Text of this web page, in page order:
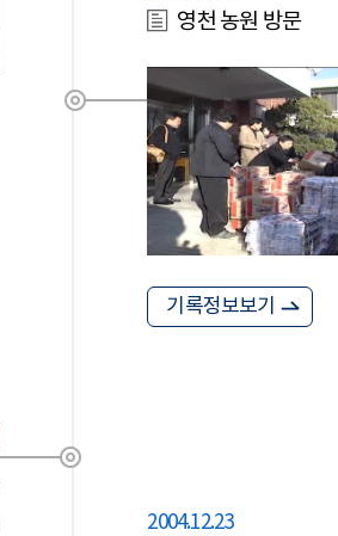
영천 농원 방문
기록정보보기
2004.12.23